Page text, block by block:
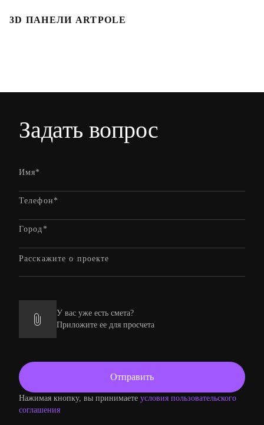
3D ПАНЕЛИ ARTPOLE
Задать вопрос
У вас уже есть смета?
Приложите ее для просчета
Нажимая кнопку, вы принимаете условия пользовательского
соглашения